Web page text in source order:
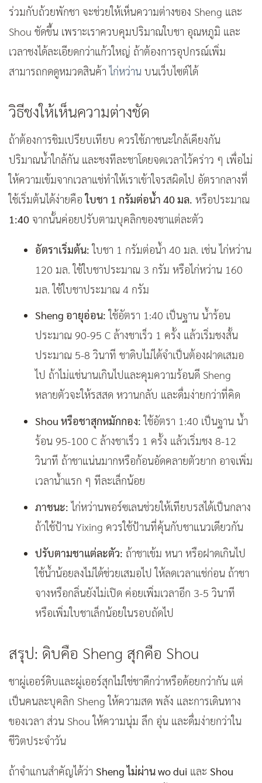
ร่วมกับถ้วยพักชา จะช่วยให้เห็นความต่างของ Sheng และ
Shou ชัดขึ้น เพราะเราควบคุมปริมาณใบชา อุณหภูมิ และ
เวลาชงได้ละเอียดกว่าแก้วใหญ่ ถ้าต้องการอุปกรณ์เพิ่ม
สามารถกดดูหมวดสินค้าไก่หว่าน บนเว็บไซต์ได้
วิธีชงให้เห็นความต่างชัด
ถ้าต้องการชิมเปรียบเทียบ ควรใช้ภาชนะใกล้เคียงกัน
ปริมาณน้ำใกล้กัน และชงทีละชาโดยจดเวลาไว้คร่าว ๆ เพื่อไม่
ให้ความเข้มจากเวลาแช่ทำให้เราเข้าใจรสผิดไป อัตรากลางที่
ใช้เริ่มต้นได้ง่ายคือใบชา 1 กรัมต่อน้ำ 40 มล. หรือประมาณ
1:40 จากนั้นค่อยปรับตามบุคลิกของชาแต่ละตัว
อัตราเริ่มต้น: ใบชา 1 กรัมต่อน้ำ 40 มล. เช่น ไก่หว่าน
120 มล. ใช้ใบชาประมาณ 3 กรัม หรือไก่หว่าน 160
มล. ใช้ใบชาประมาณ 4 กรัม
Sheng อายุอ่อน: ใช้อัตรา 1:40 เป็นฐาน น้ำร้อน
ประมาณ 90-95 C ล้างชาเร็ว 1 ครั้ง แล้วเริ่มชงสั้น
ประมาณ 5-8 วินาที ชาดิบไม่ได้จำเป็นต้องฝาดเสมอ
ไป ถ้าไม่แช่นานเกินไปและคุมความร้อนดี Sheng
หลายตัวจะให้รสสด หวานกลับ และดื่มง่ายกว่าที่คิด
Shou หรือชาสุกหมักกอง: ใช้อัตรา 1:40 เป็นฐาน น้ำ
ร้อน 95-100 C ล้างชาเร็ว 1 ครั้ง แล้วเริ่มชง 8-12
วินาที ถ้าชาแน่นมากหรือก้อนอัดคลายตัวยาก อาจเพิ่ม
เวลาน้ำแรก ๆ ทีละเล็กน้อย
ภาชนะ: ไก่หว่านพอร์ซเลนช่วยให้เทียบรสได้เป็นกลาง
ถ้าใช้ป้าน Yixing ควรใช้ป้านที่คุ้นกับชาแนวเดียวกัน
ปรับตามชาแต่ละตัว: ถ้าชาเข้ม หนา หรือฝาดเกินไป
ใช้น้ำน้อยลงไม่ได้ช่วยเสมอไป ให้ลดเวลาแช่ก่อน ถ้าชา
จางหรือกลิ่นยังไม่เปิด ค่อยเพิ่มเวลาอีก 3-5 วินาที
หรือเพิ่มใบชาเล็กน้อยในรอบถัดไป
สรุป: ดิบคือ Sheng สุกคือ Shou
ชาผู่เออร์ดิบและผู่เออร์สุกไม่ใช่ชาดีกว่าหรือด้อยกว่ากัน แต่
เป็นคนละบุคลิก Sheng ให้ความสด พลัง และการเดินทาง
ของเวลา ส่วน Shou ให้ความนุ่ม ลึก อุ่น และดื่มง่ายกว่าใน
ชีวิตประจำวัน
ถ้าจำแกนสำคัญได้ว่า Sheng ไม่ผ่าน wo dui และ Shou